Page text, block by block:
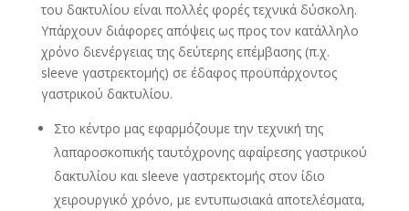
του δακτυλίου είναι πολλές φορές τεχνικά δύσκολη.
Υπάρχουν διάφορες απόψεις ως προς τον κατάλληλο
χρόνο διενέργειας της δεύτερης επέμβασης (π.χ.
sleeve γαστρεκτομής) σε έδαφος προϋπάρχοντος
γαστρικού δακτυλίου.
Στο κέντρο μας εφαρμόζουμε την τεχνική της
λαπαροσκοπικής ταυτόχρονης αφαίρεσης γαστρικού
δακτυλίου και sleeve γαστρεκτομής στον ίδιο
χειρουργικό χρόνο, με εντυπωσιακά αποτελέσματα,